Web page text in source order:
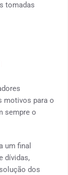
tomadas
motivos para o
sempre o
um final
dívidas,
dos